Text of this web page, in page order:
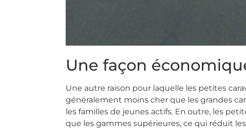
Une façon
Une autre raison pour laquelle les petites
généralement moins cher que les grandes
les familles de jeunes actifs. En outre, les
que les gammes supérieures, ce qui réduit